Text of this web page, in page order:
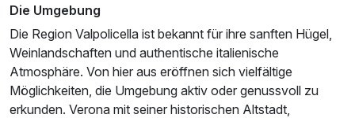
Die Umgebung
Die Region Valpolicella ist bekannt für ihre sanften Hügel,
Weinlandschaften und authentische italienische
Atmosphäre. Von hier aus eröffnen sich vielfältige
Möglichkeiten, die Umgebung aktiv oder genussvoll zu
erkunden. Verona mit seiner historischen Altstadt,